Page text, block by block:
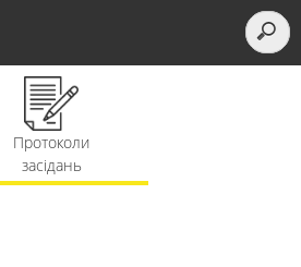
Підготовче
відділення